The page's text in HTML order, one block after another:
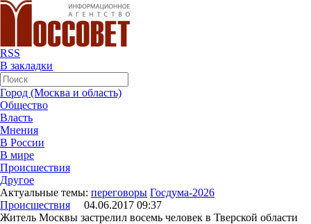
RSS
В закладки
Город (Москва и область)
Общество
Власть
Мнения
В России
В мире
Происшествия
Другое
Актуальные темы: переговоры Госдума-2026
Происшествия 04.06.2017 09:37
Житель Москвы застрелил восемь человек в Тверской области